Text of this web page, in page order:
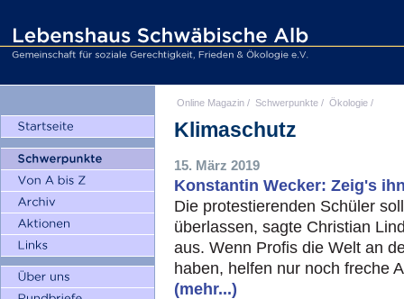
Online Magazin / Schwerpunkte / Ökologie /
Klimaschutz
15. März 2019
Konstantin Wecker: Zeig's
Die protestierenden Schüler
überlassen, sagte Christian
aus. Wenn Profis die Welt an
haben, helfen nur noch freche
(mehr...)